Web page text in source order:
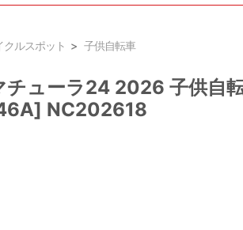
クルスポット 子供自転車
チューラ24 2026 子供自
NC202618